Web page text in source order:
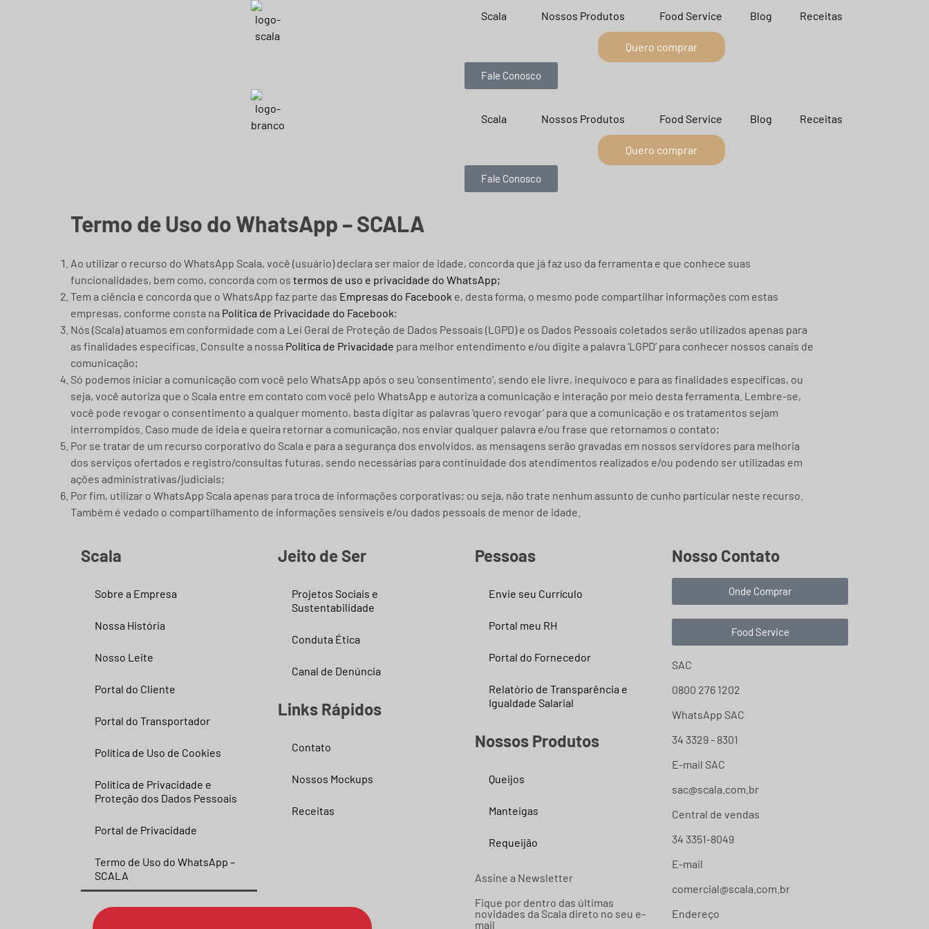
Scala Nossos Produtos Food Service Blog Receitas
Quero comprar
Fale Conosco
Scala Nossos Produtos Food Service Blog Receitas
Quero comprar
Fale Conosco
Termo de Uso do WhatsApp – SCALA
Ao utilizar o recurso do WhatsApp Scala, você (usuário) declara ser maior de idade, concorda que já faz uso da ferramenta e que conhece suas
funcionalidades, bem como, concorda com os termos de uso e privacidade do WhatsApp;
Tem a ciência e concorda que o WhatsApp faz parte das Empresas do Facebook e, desta forma, o mesmo pode compartilhar informações com estas
empresas, conforme consta na Política de Privacidade do Facebook;
Nós (Scala) atuamos em conformidade com a Lei Geral de Proteção de Dados Pessoais (LGPD) e os Dados Pessoais coletados serão utilizados apenas para
as finalidades especificas. Consulte a nossa Política de Privacidade para melhor entendimento e/ou digite a palavra ‘LGPD’ para conhecer nossos canais de
comunicação;
Só podemos iniciar a comunicação com você pelo WhatsApp após o seu ‘consentimento’, sendo ele livre, inequívoco e para as finalidades específicas, ou
seja, você autoriza que o Scala entre em contato com você pelo WhatsApp e autoriza a comunicação e interação por meio desta ferramenta. Lembre-se,
você pode revogar o consentimento a qualquer momento, basta digitar as palavras ‘quero revogar’ para que a comunicação e os tratamentos sejam
interrompidos. Caso mude de ideia e queira retornar a comunicação, nos enviar qualquer palavra e/ou frase que retornamos o contato;
Por se tratar de um recurso corporativo do Scala e para a segurança dos envolvidos, as mensagens serão gravadas em nossos servidores para melhoria
dos serviços ofertados e registro/consultas futuras, sendo necessárias para continuidade dos atendimentos realizados e/ou podendo ser utilizadas em
ações administrativas/judiciais;
Por fim, utilizar o WhatsApp Scala apenas para troca de informações corporativas; ou seja, não trate nenhum assunto de cunho particular neste recurso.
Também é vedado o compartilhamento de informações sensíveis e/ou dados pessoais de menor de idade.
Scala
Sobre a Empresa
Nossa História
Nosso Leite
Portal do Cliente
Portal do Transportador
Política de Uso de Cookies
Política de Privacidade e
Proteção dos Dados Pessoais
Portal de Privacidade
Termo de Uso do WhatsApp –
SCALA
Jeito de Ser
Projetos Sociais e
Sustentabilidade
Conduta Ética
Canal de Denúncia
Links Rápidos
Contato
Nossos Mockups
Receitas
Pessoas
Envie seu Currículo
Portal meu RH
Portal do Fornecedor
Relatório de Transparência e
Igualdade Salarial
Nossos Produtos
Queijos
Manteigas
Requeijão
Assine a Newsletter
Fique por dentro das últimas
novidades da Scala direto no seu e-
mail
Nosso Contato
Onde Comprar
Food Service
SAC
0800 276 1202
WhatsApp SAC
34 3329 - 8301
E-mail SAC
sac@scala.com.br
Central de vendas
34 3351-8049
E-mail
comercial@scala.com.br
Endereço